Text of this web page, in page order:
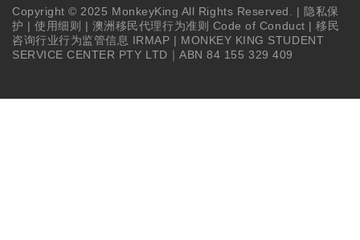
Copyright © 2025 MonkeyKing All Rights Reserved. | 隐私保
护 |使用细则 | 澳洲移民代理行为准则 Code of Conduct |移民
咨询行业行为监管信息 IRMAP | MONKEY KING STUDENT
SERVICE CENTER PTY LTD｜ABN 84 155 329 409